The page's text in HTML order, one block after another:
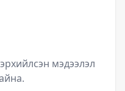
мэдээлэл